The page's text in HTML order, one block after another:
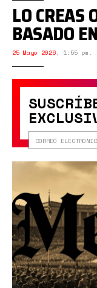
LO CREAS
BASADO
25 Mayo 2026, 1:55 pm.